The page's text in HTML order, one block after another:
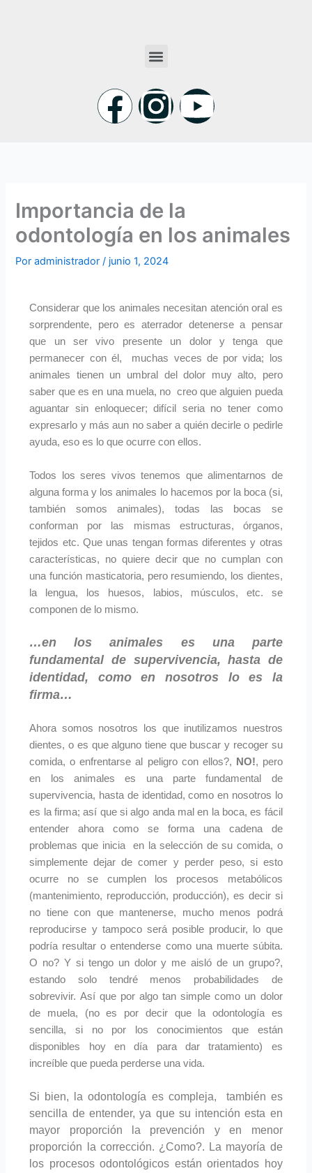
Menu
F
e
b
o
k
I
t
a
r
a
m
Y
u
e
Importancia de la
odontología en los animales
Poradministrador/ junio 1, 2024
Considerar que los animales necesitan atención oral es
sorprendente, pero es aterrador detenerse a pensar
que un ser vivo presente un dolor y tenga que
permanecer con él, muchas veces de por vida; los
animales tienen un umbral del dolor muy alto, pero
saber que es en una muela, no creo que alguien pueda
aguantar sin enloquecer; difícil seria no tener como
expresarlo y más aun no saber a quién decirle o pedirle
ayuda, eso es lo que ocurre con ellos.
Todos los seres vivos tenemos que alimentarnos de
alguna forma y los animales lo hacemos por la boca (si,
también somos animales), todas las bocas se
conforman por las mismas estructuras, órganos,
tejidos etc. Que unas tengan formas diferentes y otras
características, no quiere decir que no cumplan con
una función masticatoria, pero resumiendo, los dientes,
la lengua, los huesos, labios, músculos, etc. se
componen de lo mismo.
…en los animales es una parte
fundamental de supervivencia, hasta de
identidad, como en nosotros lo es la
firma…
Ahora somos nosotros los que inutilizamos nuestros
dientes, o es que alguno tiene que buscar y recoger su
comida, o enfrentarse al peligro con ellos?,
NO!, pero
en los animales es una parte fundamental de
supervivencia, hasta de identidad, como en nosotros lo
es la firma; así que si algo anda mal en la boca, es fácil
entender ahora como se forma una cadena de
problemas que inicia en la selección de su comida, o
simplemente dejar de comer y perder peso, si esto
ocurre no se cumplen los procesos metabólicos
(mantenimiento, reproducción, producción), es decir si
no tiene con que mantenerse, mucho menos podrá
reproducirse y tampoco será posible producir, lo que
podría resultar o entenderse como una muerte súbita.
O no? Y si tengo un dolor y me aisló de un grupo?,
estando solo tendré menos probabilidades de
sobrevivir. Así que por algo tan simple como un dolor
de muela, (no es por decir que la odontología es
sencilla, si no por los conocimientos que están
disponibles hoy en día para dar tratamiento) es
increíble que pueda perderse una vida.
Si bien, la odontología es compleja, también es
sencilla de entender, ya que su intención esta en
mayor proporción la prevención y en menor
proporción la corrección. ¿Como?. La mayoría de
los procesos odontológicos están orientados hoy